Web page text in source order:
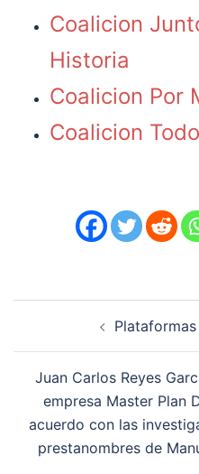
Coalicion
Historia
Coalicion Por
Coalicion
Juan Carlos Reyes
empresa Master Plan
acuerdo con las
prestanombres de